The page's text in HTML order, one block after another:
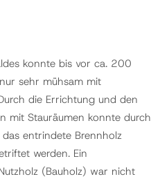
konnte bis vor ca. 200
sehr mühsam mit
die Errichtung und den
mit Stauräumen konnte durch
entrindete Brennholz
werden. Ein
(Bauholz) war nicht